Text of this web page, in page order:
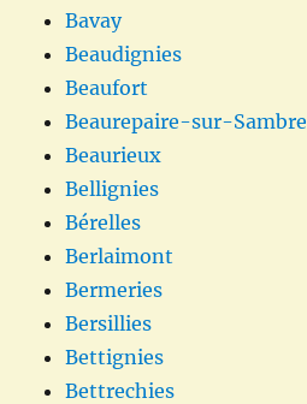
Bavay
Beaudignies
Beaufort
Beaurepaire-sur-Sambre
Beaurieux
Bellignies
Bérelles
Berlaimont
Bermeries
Bersillies
Bettignies
Bettrechies